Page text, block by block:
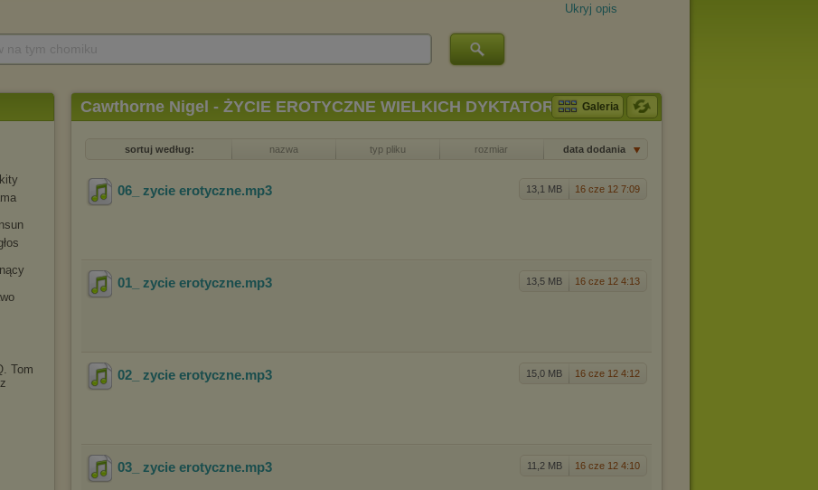
Ukryj opis
Tom
Cawthorne Nigel - ŻYCIE EROTYCZNE WIELKICH DYKTATORÓW Galeria
sortuj według: nazwa typ pliku rozmiar data dodania
13,1 MB 16 cze 12 7:09
06_ zycie erotyczne.mp3
13,5 MB 16 cze 12 4:13
01_ zycie erotyczne.mp3
15,0 MB 16 cze 12 4:12
02_ zycie erotyczne.mp3
11,2 MB 16 cze 12 4:10
03_ zycie erotyczne.mp3